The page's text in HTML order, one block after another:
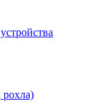
рохла)